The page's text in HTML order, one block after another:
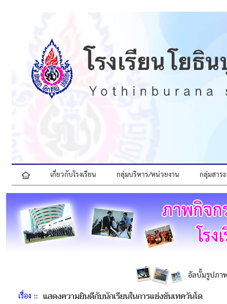
 เกี่ยวกับโรงเรียน กลุ่มบริหาร/หน่วยงาน กลุ่มสาร
อัลบั้มรูปภา
เรื่อง :: แสดงความยินดีกับนักเรียนในการแข่งขันเทควันโด